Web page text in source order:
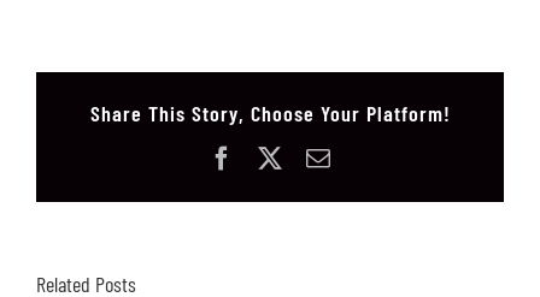
Share This Story, Choose Your Platform!
FacebookEmail
Related Posts